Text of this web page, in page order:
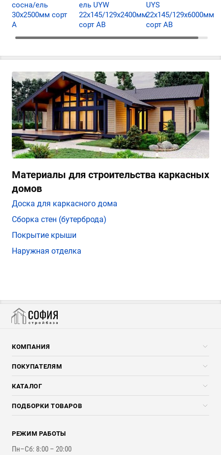
сосна/ель
30х2500мм сорт
А
ель UYW
22х145/129х2400мм
сорт АВ
UYS
22х145/129х6000мм
сорт АВ
Материалы для строительства каркасных
домов
Доска для каркасного дома
Сборка стен (бутерброда)
Покрытие крыши
Наружная отделка
КОМПАНИЯ
Компания
Услуги
ПОКУПАТЕЛЯМ
Скидки стройкомпаниям
Доставка и разгрузка
Оплата и Возврат
Наши работы
КАТАЛОГ
Погонажные изделия
Брикеты, Дрова, Стружка
Стройматериалы
Инструменты
ПОДБОРКИ ТОВАРОВ
Для бутерброда стены
Для наружной отделки
РЕЖИМ РАБОТЫ
Пн–Сб: 8:00 – 20:00